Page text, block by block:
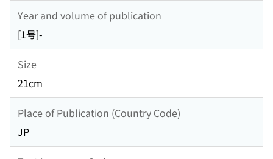
Year and volume of publication
[1号]-
Size
21cm
Place of Publication (Country Code)
JP